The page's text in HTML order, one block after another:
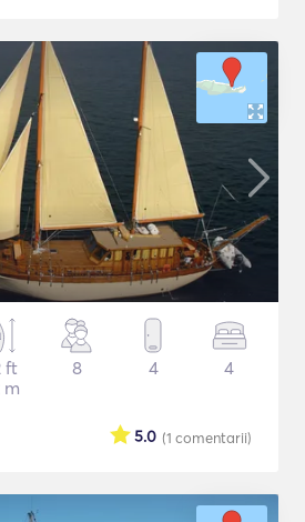
ft
m
8 4 4
(1 comentarii)
5.0